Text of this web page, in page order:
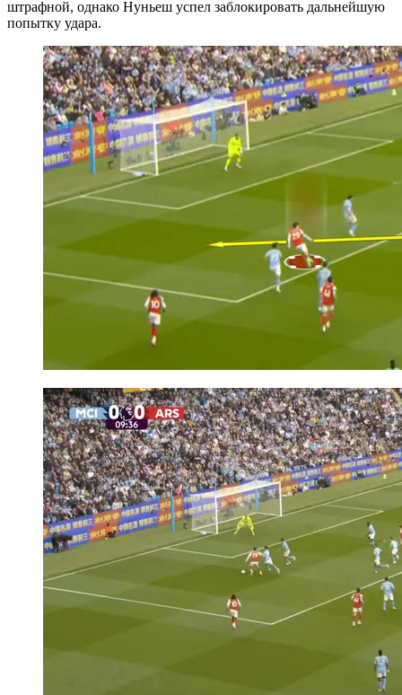
штрафной, однако Нуньеш успел заблокировать дальнейшую
попытку удара.